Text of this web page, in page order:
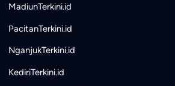
MadiunTerkini.id
PacitanTerkini.id
NganjukTerkini.id
KediriTerkini.id